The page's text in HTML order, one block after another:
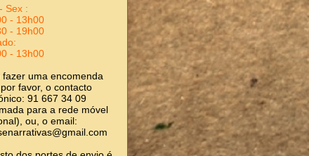
Sex :
- 13h00
- 19h00
- 13h00
fazer uma encomenda
favor, o contacto
91 667 34 09
para a rede móvel
ou, o email: